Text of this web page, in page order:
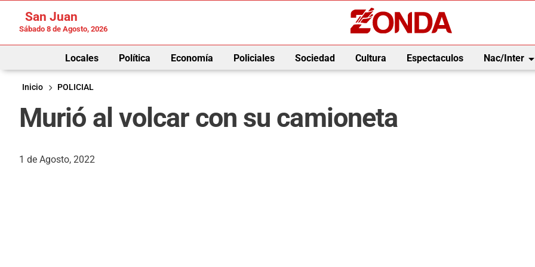
San Juan
Sábado 8 de Agosto, 2026
Locales Política Economía Policiales Sociedad Cultura Espectaculos Nac/Interarrow_drop_down
Inicio
POLICIAL
Murió al volcar con su camioneta
1 de Agosto, 2022